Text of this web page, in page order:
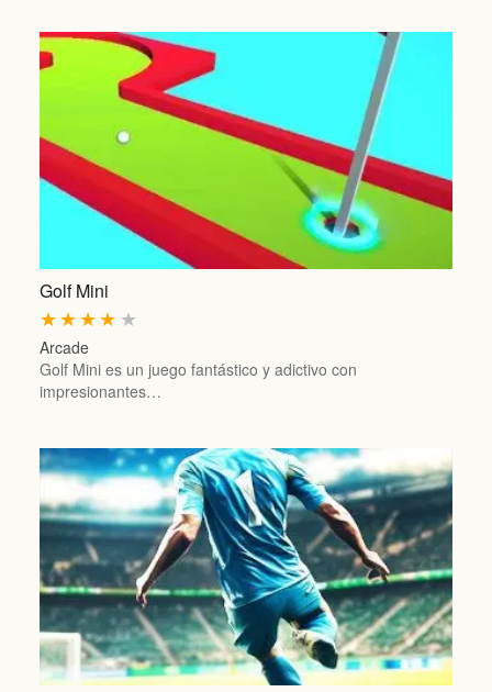
Golf Mini
★
★
★
★
★
Arcade
Golf Mini es un juego fantástico y adictivo con
impresionantes…